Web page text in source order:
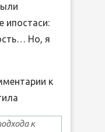
ипостаси:
Но, я
к
к